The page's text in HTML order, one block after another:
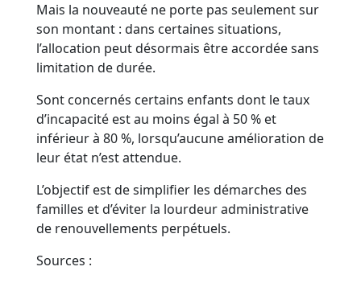
Mais la nouveauté ne porte pas seulement sur
son montant : dans certaines situations,
l’allocation peut désormais être accordée sans
limitation de durée.
Sont concernés certains enfants dont le taux
d’incapacité est au moins égal à 50 % et
inférieur à 80 %, lorsqu’aucune amélioration de
leur état n’est attendue.
L’objectif est de simplifier les démarches des
familles et d’éviter la lourdeur administrative
de renouvellements perpétuels.
Sources :